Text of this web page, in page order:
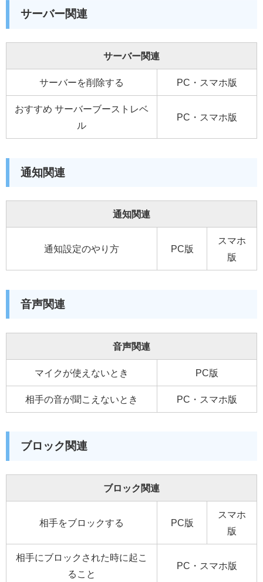
サーバー関連
サーバー関連
サーバーを削除する PC・スマホ版
おすすめ サーバーブーストレベ
ル
PC・スマホ版
通知関連
通知関連
通知設定のやり方 PC版
スマホ
版
音声関連
音声関連
マイクが使えないとき PC版
相手の音が聞こえないとき PC・スマホ版
ブロック関連
ブロック関連
相手をブロックする PC版
スマホ
版
相手にブロックされた時に起こ
ること
PC・スマホ版